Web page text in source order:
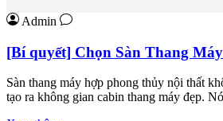
Admin
[Bí quyết] Chọn Sàn Thang
Sàn thang máy hợp phong thủy nội thất
tạo ra không gian cabin thang máy đẹp.